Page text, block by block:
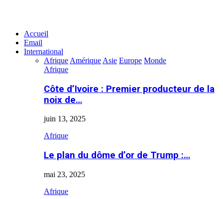
Accueil
Email
International
Afrique Amérique Asie Europe Monde
Afrique
Côte d’Ivoire : Premier producteur de la
noix de…
juin 13, 2025
Afrique
Le plan du dôme d’or de Trump :…
mai 23, 2025
Afrique